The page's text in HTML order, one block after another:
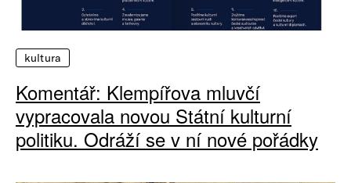
kultura
Komentář: Klempířova mluvčí
vypracovala novou Státní kulturní
politiku. Odráží se v ní nové pořádky